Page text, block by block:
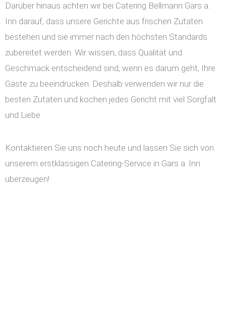
Darüber hinaus achten wir bei Catering Bellmann Gars a.
Inn darauf, dass unsere Gerichte aus frischen Zutaten
bestehen und sie immer nach den höchsten Standards
zubereitet werden. Wir wissen, dass Qualität und
Geschmack entscheidend sind, wenn es darum geht, Ihre
Gäste zu beeindrucken. Deshalb verwenden wir nur die
besten Zutaten und kochen jedes Gericht mit viel Sorgfalt
und Liebe.
Kontaktieren Sie uns noch heute und lassen Sie sich von
unserem erstklassigen Catering-Service in Gars a. Inn
überzeugen!